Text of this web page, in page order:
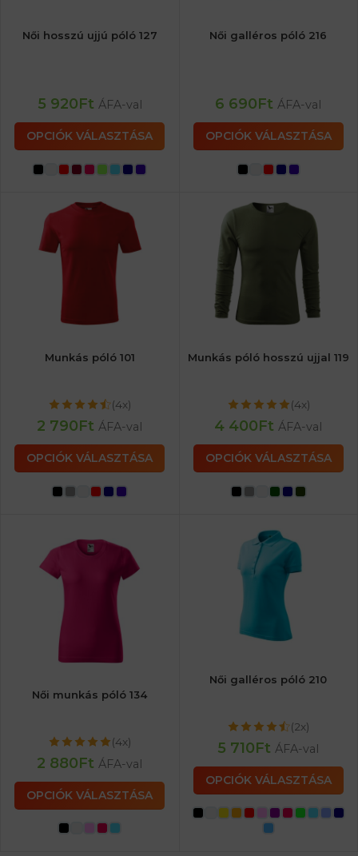
Női hosszú ujjú póló 127
5 920Ft ÁFA-val
OPCIÓK VÁLASZTÁSA
Női galléros póló 216
6 690Ft ÁFA-val
OPCIÓK VÁLASZTÁSA
Munkás póló 101
(4x)
2 790Ft ÁFA-val
OPCIÓK VÁLASZTÁSA
Munkás póló hosszú ujjal 119
(4x)
4 400Ft ÁFA-val
OPCIÓK VÁLASZTÁSA
Női munkás póló 134
(4x)
2 880Ft ÁFA-val
OPCIÓK VÁLASZTÁSA
Női galléros póló 210
(2x)
5 710Ft ÁFA-val
OPCIÓK VÁLASZTÁSA